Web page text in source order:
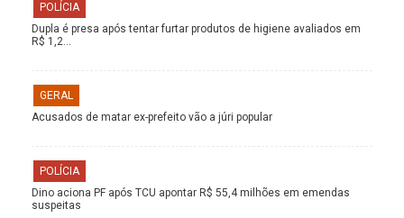
POLÍCIA
Dupla é presa após tentar furtar produtos de higiene avaliados em
R$ 1,2…
GERAL
Acusados de matar ex-prefeito vão a júri popular
POLÍCIA
Dino aciona PF após TCU apontar R$ 55,4 milhões em emendas
suspeitas